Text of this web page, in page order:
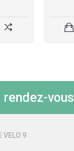
rendez-
VELO 9